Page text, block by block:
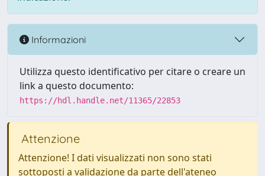
Informazioni
Utilizza questo identificativo per citare o creare un
link a questo documento:
https://hdl.handle.net/11365/22853
Attenzione
Attenzione! I dati visualizzati non sono stati
sottoposti a validazione da parte dell'ateneo